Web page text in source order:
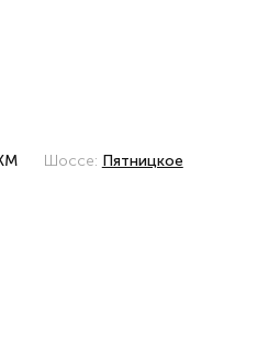
Шоссе: Пятницкое